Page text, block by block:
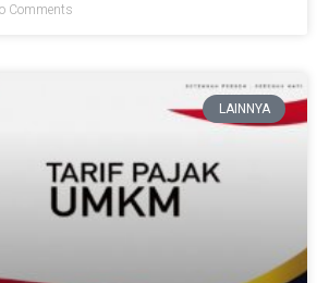
Comments
LAINNYA